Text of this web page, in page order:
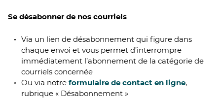
Se désabonner de nos courriels
Via un lien de désabonnement qui figure dans
chaque envoi et vous permet d’interrompre
immédiatement l’abonnement de la catégorie de
courriels concernée
Ou via notre formulaire de contact en ligne,
rubrique « Désabonnement »